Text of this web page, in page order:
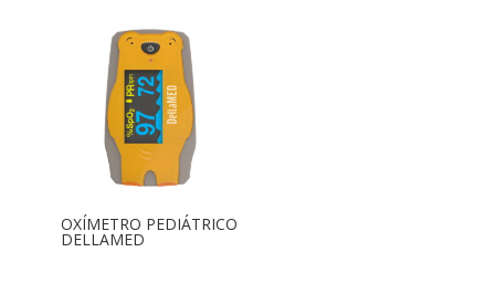
OXÍMETRO PEDIÁTRICO
DELLAMED